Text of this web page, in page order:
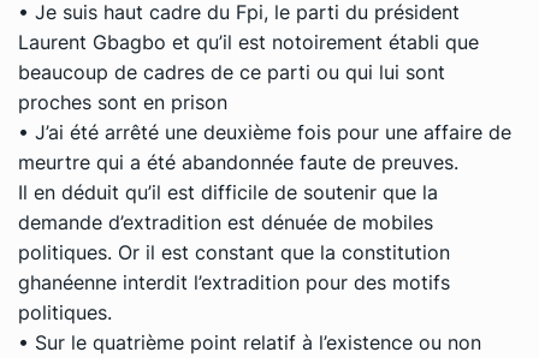
• Je suis haut cadre du Fpi, le parti du président
Laurent Gbagbo et qu’il est notoirement établi que
beaucoup de cadres de ce parti ou qui lui sont
proches sont en prison
• J’ai été arrêté une deuxième fois pour une affaire de
meurtre qui a été abandonnée faute de preuves.
Il en déduit qu’il est difficile de soutenir que la
demande d’extradition est dénuée de mobiles
politiques. Or il est constant que la constitution
ghanéenne interdit l’extradition pour des motifs
politiques.
• Sur le quatrième point relatif à l’existence ou non